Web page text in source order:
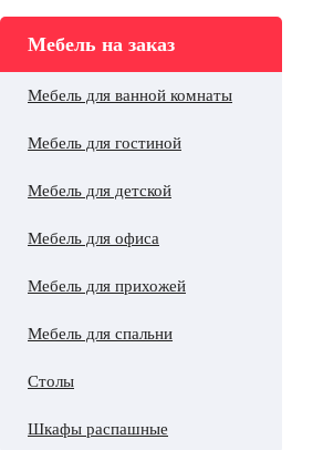
Мебель на заказ
Мебель для ванной комнаты
Мебель для гостиной
Мебель для детской
Мебель для офиса
Мебель для прихожей
Мебель для спальни
Столы
Шкафы распашные